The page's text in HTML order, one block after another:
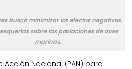
busca minimizar los efectos negativos
sobre las poblaciones de aves
marinas.
Acción Nacional (PAN) para